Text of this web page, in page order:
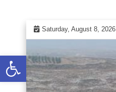
Open toolbar
Skip
to
content
Saturday, August 8, 2026